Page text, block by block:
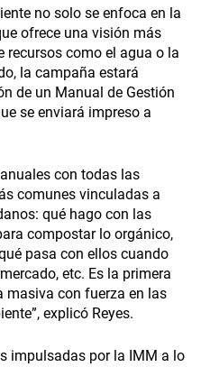
no solo se enfoca en la
ofrece una visión más
recursos como el agua o la
la campaña estará
de un Manual de Gestión
se enviará impreso a
con todas las
comunes vinculadas a
qué hago con las
compostar lo orgánico,
pasa con ellos cuando
etc. Es la primera
masiva con fuerza en las
explicó Reyes.
impulsadas por la IMM a lo